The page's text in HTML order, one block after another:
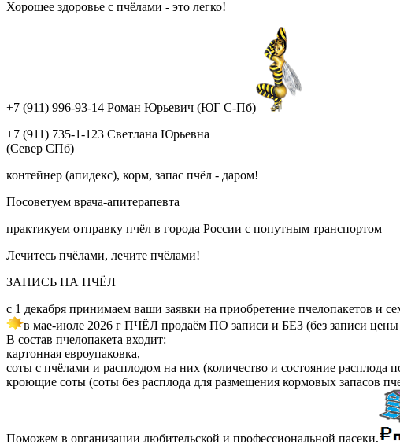
Хорошее здоровье с пчёлами - это легко!
+7 (911) 996-93-14 Роман Юрьевич (ЮГ С-Пб)
+7 (911) 735-1-123 Светлана Юрьевна
(Север СПб)
контейнер (апидекс), корм, запас пчёл - даром!
Посоветуем врача-апитерапевта
практикуем отправку пчёл в города России с попутным транспортом
Лечитесь пчёлами, лечите пчёлами!
ЗАПИСЬ НА ПЧЁЛ
с 1 декабря принимаем ваши заявки на приобретение пчелопакетов и
в мае-июле 2026 г ПЧЁЛ продаём ПО записи и БЕЗ (без записи цены
В состав пчелопакета входит:
картонная евроупаковка,
соты с пчёлами и расплодом на них (количество и состояние расплода
кроющие соты (соты без расплода для размещения кормовых запасов
Поможем в организации любительской и профессиональной пасеки,